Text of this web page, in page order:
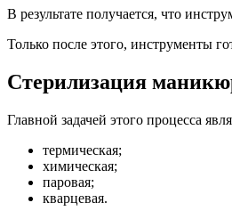
В результате получается, что
Только после этого, инструменты
Стерилизация
Главной задачей этого процесса
термическая;
химическая;
паровая;
кварцевая.